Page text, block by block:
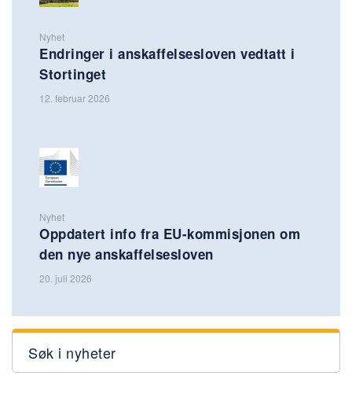
Nyhet
Endringer i anskaffelsesloven vedtatt i
Stortinget
12. februar 2026
Nyhet
Oppdatert info fra EU-kommisjonen om
den nye anskaffelsesloven
20. juli 2026
Søk i nyheter